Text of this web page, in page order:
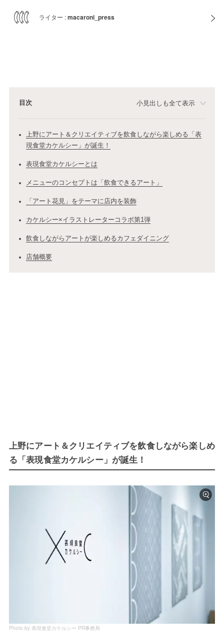
ライター :macaroni_press
目次 小見出しも全て表示
上野にアート＆クリエイティブを飲食しながら楽しめる「表
現食堂カケルシー」が誕生！
表現食堂カケルシーとは
メニューのコンセプトは「飲食できるアート」
「アート花見」をテーマに店内を装飾
カケルシー×イラストレーターコラボ第1弾
飲食しながらアートが楽しめるカフェダイニング
店舗概要
上野にアート＆クリエイティブを飲食しながら楽しめ
る「表現食堂カケルシー」が誕生！
Photo by 表現食堂カケルシー PR事務局